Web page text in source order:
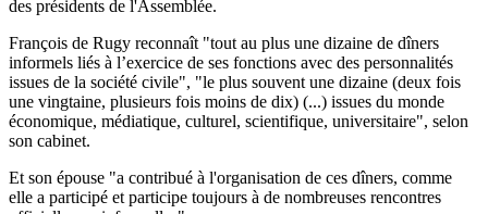
des présidents de l'Assemblée.
François de Rugy reconnaît "tout au plus une dizaine de dîners
informels liés à l’exercice de ses fonctions avec des personnalités
issues de la société civile", "le plus souvent une dizaine (deux fois
une vingtaine, plusieurs fois moins de dix) (...) issues du monde
économique, médiatique, culturel, scientifique, universitaire", selon
son cabinet.
Et son épouse "a contribué à l'organisation de ces dîners, comme
elle a participé et participe toujours à de nombreuses rencontres